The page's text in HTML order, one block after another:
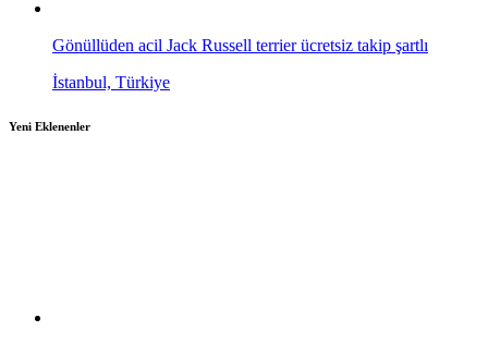
Gönüllüden acil Jack Russell terrier ücretsiz takip şartlı
İstanbul, Türkiye
Yeni Eklenenler